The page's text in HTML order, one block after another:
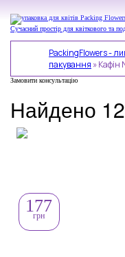
Сучасний простір для квіткового та
PackingFlowers -
пакування »Кафін
Замовити консультацію
Найдено
177
грн